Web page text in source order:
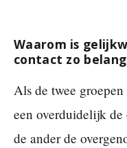
Waarom is
contact zo
Als de twee
een overduidelijk de
de ander de